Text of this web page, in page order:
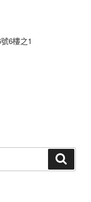
6樓之1